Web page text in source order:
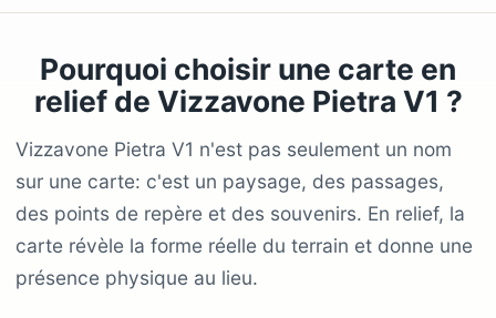
Pourquoi choisir une carte en
relief de Vizzavone Pietra V1 ?
Vizzavone Pietra V1 n'est pas seulement un nom
sur une carte: c'est un paysage, des passages,
des points de repère et des souvenirs. En relief, la
carte révèle la forme réelle du terrain et donne une
présence physique au lieu.